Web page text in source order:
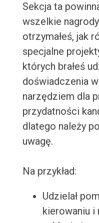
Sekcja ta
wszelkie
otrzymałeś, jak
specjalne
których brałeś
doświadczenia
narzędziem dla
przydatności
dlatego należy
uwagę.
Na przykład:
Udzielał
kierowaniu i